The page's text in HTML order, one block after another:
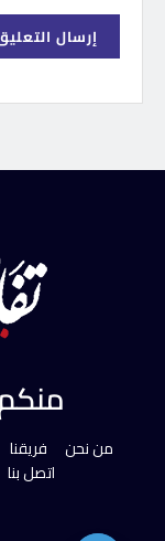
من نحن فريقنا
اتصل بنا